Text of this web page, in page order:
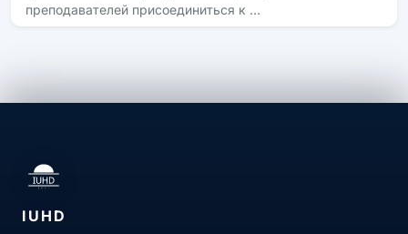
преподавателей присоединиться к …
IUHD